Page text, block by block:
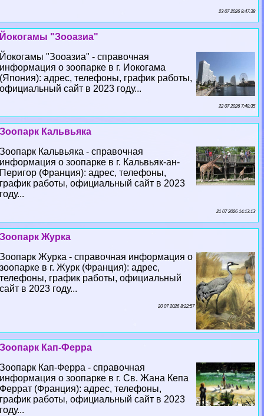
23 07 2026 8:47:38
Йокогамы "Зооазиа"
Йокогамы "Зооазиа" - справочная
информация о зоопарке в г. Иокогама
(Япония): адрес, телефоны, график работы,
официальный сайт в 2023 году...
22 07 2026 7:48:35
Зоопарк Кальвьяка
Зоопарк Кальвьяка - справочная
информация о зоопарке в г. Кальвьяк-ан-
Перигор (Франция): адрес, телефоны,
график работы, официальный сайт в 2023
году...
21 07 2026 14:13:13
Зоопарк Журка
Зоопарк Журка - справочная информация о
зоопарке в г. Журк (Франция): адрес,
телефоны, график работы, официальный
сайт в 2023 году...
20 07 2026 8:22:57
Зоопарк Кап-Ферра
Зоопарк Кап-Ферра - справочная
информация о зоопарке в г. Св. Жана Кепа
Феррат (Франция): адрес, телефоны,
график работы, официальный сайт в 2023
году...